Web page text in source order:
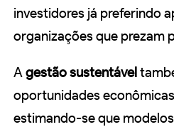
investidores já preferindo
organizações que prezam
Agestão sustentável
oportunidades
estimando-se que